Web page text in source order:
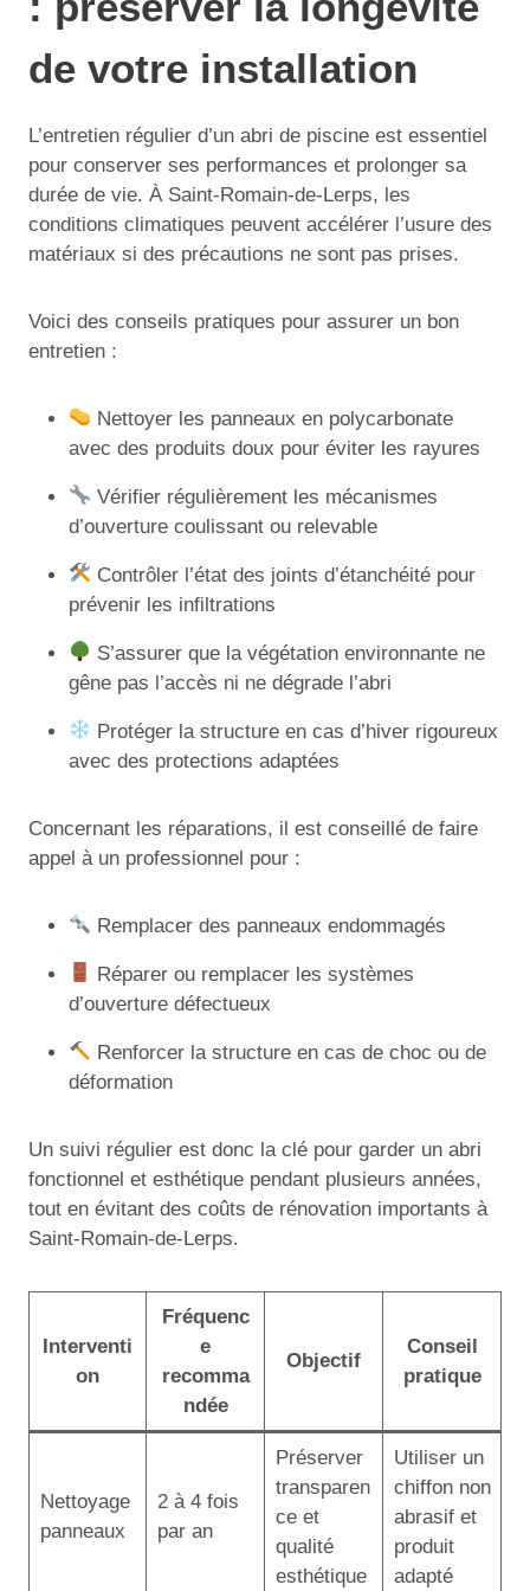
de votre installation
L’entretien régulier d’un abri de piscine est essentiel
pour conserver ses performances et prolonger sa
durée de vie. À Saint-Romain-de-Lerps, les
conditions climatiques peuvent accélérer l’usure des
matériaux si des précautions ne sont pas prises.
Voici des conseils pratiques pour assurer un bon
entretien :
Nettoyer les panneaux en polycarbonate
avec des produits doux pour éviter les rayures
Vérifier régulièrement les mécanismes
d’ouverture coulissant ou relevable
Contrôler l’état des joints d’étanchéité pour
prévenir les infiltrations
S’assurer que la végétation environnante ne
gêne pas l’accès ni ne dégrade l’abri
Protéger la structure en cas d’hiver rigoureux
avec des protections adaptées
Concernant les réparations, il est conseillé de faire
appel à un professionnel pour :
Remplacer des panneaux endommagés
Réparer ou remplacer les systèmes
d’ouverture défectueux
Renforcer la structure en cas de choc ou de
déformation
Un suivi régulier est donc la clé pour garder un abri
fonctionnel et esthétique pendant plusieurs années,
tout en évitant des coûts de rénovation importants à
Saint-Romain-de-Lerps.
Interventi
on
Fréquenc
e
recomma
ndée
Objectif
Conseil
pratique
Nettoyage
panneaux
2 à 4 fois
par an
Préserver
transparen
ce et
qualité
esthétique
Utiliser un
chiffon non
abrasif et
produit
adapté